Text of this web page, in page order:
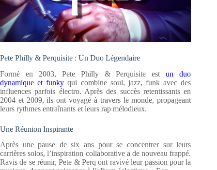
Pete Philly & Perquisite : Un Duo Légendaire
Formé en 2003, Pete Philly & Perquisite estun duo
dynamique et funky qui combine soul, jazz, funk avec des
influences parfois électro. Après des succès retentissants en
2004 et 2009, ils ont voyagé à travers le monde, propageant
leurs rythmes entraînants et leurs rap mélodieux.
Une Réunion Inspirante
Après une pause de six ans pour se concentrer sur leurs
carrières solos, l’inspiration collaborative a de nouveau frappé.
Ravis de se réunir, Pete & Perq ont ravivé leur passion pour la